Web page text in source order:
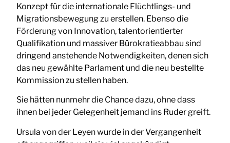
Konzept für die internationale Flüchtlings- und
Migrationsbewegung zu erstellen. Ebenso die
Förderung von Innovation, talentorientierter
Qualifikation und massiver Bürokratieabbau sind
dringend anstehende Notwendigkeiten, denen sich
das neu gewählte Parlament und die neu bestellte
Kommission zu stellen haben.
Sie hätten nunmehr die Chance dazu, ohne dass
ihnen bei jeder Gelegenheit jemand ins Ruder greift.
Ursula von der Leyen wurde in der Vergangenheit